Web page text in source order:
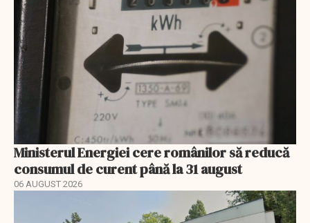
Ministerul Energiei cere românilor să reducă
consumul de curent până la 31 august
06 AUGUST 2026